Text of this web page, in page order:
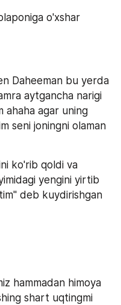
o'xshar
Daheeman bu yerda
aytgancha narigi
ahaha agar uning
seni joningni olaman
ko'rib qoldi va
yengini yirtib
deb kuydirishgan
hammadan himoya
shart uqtingmi